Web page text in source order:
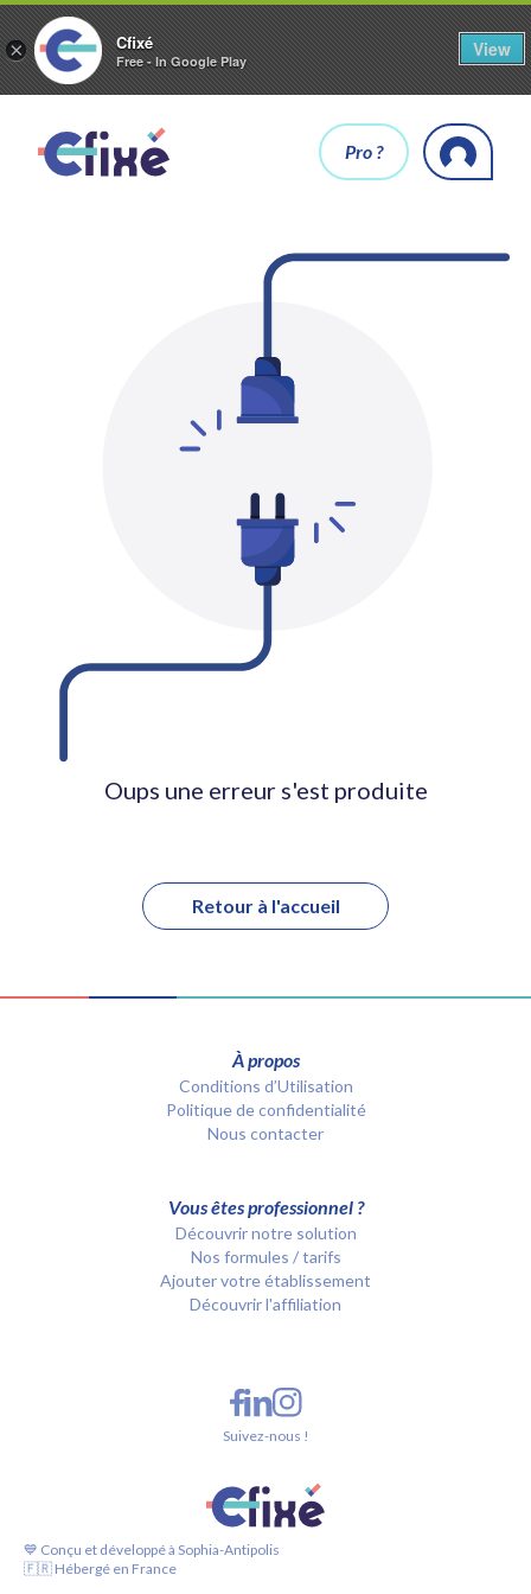
× Cfixé
Free - In Google Play
View
Pro ?
Oups une erreur s'est produite
Retour à l'accueil
À propos
Conditions d’Utilisation
Politique de confidentialité
Nous contacter
Vous êtes professionnel ?
Découvrir notre solution
Nos formules / tarifs
Ajouter votre établissement
Découvrir l'affiliation
💙 Conçu et développé à Sophia-Antipolis
🇫🇷 Hébergé en France
Suivez-nous !